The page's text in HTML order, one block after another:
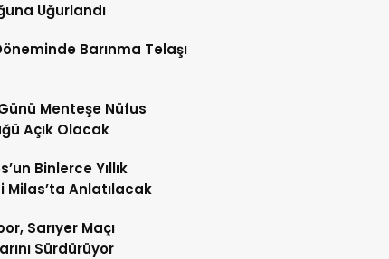
Uğurlandı
Barınma Telaşı
Menteşe Nüfus
Açık Olacak
Binlerce Yıllık
Milas’ta Anlatılacak
Sarıyer Maçı
Sürdürüyor